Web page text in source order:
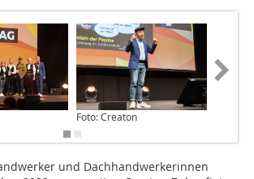
Foto: Creaton
und Dachhandwerkerinnen